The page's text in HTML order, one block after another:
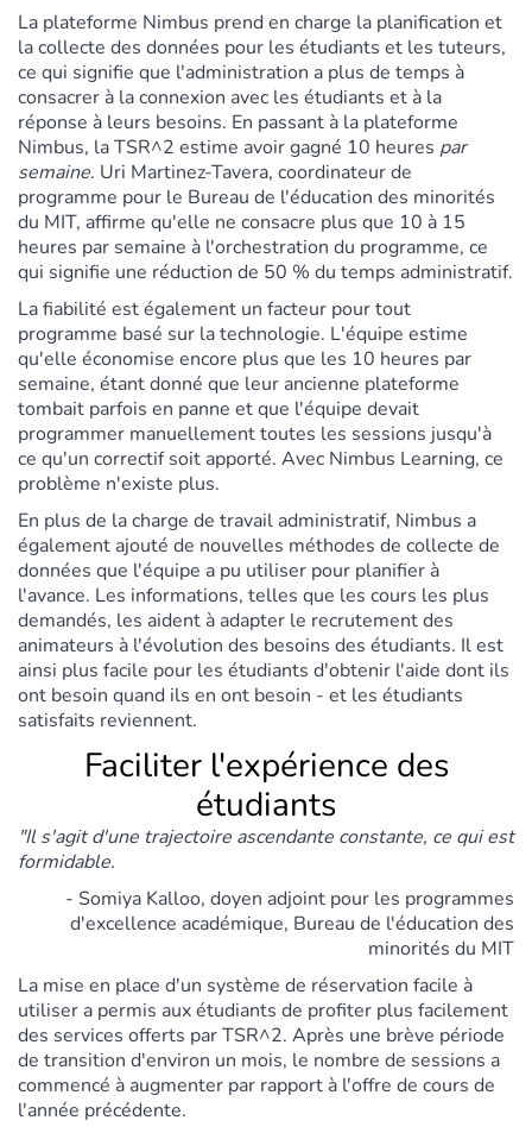
La plateforme Nimbus prend en charge la planification et
la collecte des données pour les étudiants et les tuteurs,
ce qui signifie que l'administration a plus de temps à
consacrer à la connexion avec les étudiants et à la
réponse à leurs besoins. En passant à la plateforme
Nimbus, la TSR^2 estime avoir gagné 10 heures par
semaine. Uri Martinez-Tavera, coordinateur de
programme pour le Bureau de l'éducation des minorités
du MIT, affirme qu'elle ne consacre plus que 10 à 15
heures par semaine à l'orchestration du programme, ce
qui signifie une réduction de 50 % du temps administratif.
La fiabilité est également un facteur pour tout
programme basé sur la technologie. L'équipe estime
qu'elle économise encore plus que les 10 heures par
semaine, étant donné que leur ancienne plateforme
tombait parfois en panne et que l'équipe devait
programmer manuellement toutes les sessions jusqu'à
ce qu'un correctif soit apporté. Avec Nimbus Learning, ce
problème n'existe plus.
En plus de la charge de travail administratif, Nimbus a
également ajouté de nouvelles méthodes de collecte de
données que l'équipe a pu utiliser pour planifier à
l'avance. Les informations, telles que les cours les plus
demandés, les aident à adapter le recrutement des
animateurs à l'évolution des besoins des étudiants. Il est
ainsi plus facile pour les étudiants d'obtenir l'aide dont ils
ont besoin quand ils en ont besoin - et les étudiants
satisfaits reviennent.
Faciliter l'expérience des
étudiants
"Il s'agit d'une trajectoire ascendante constante, ce qui est
formidable.
- Somiya Kalloo, doyen adjoint pour les programmes
d'excellence académique, Bureau de l'éducation des
minorités du MIT
La mise en place d'un système de réservation facile à
utiliser a permis aux étudiants de profiter plus facilement
des services offerts par TSR^2. Après une brève période
de transition d'environ un mois, le nombre de sessions a
commencé à augmenter par rapport à l'offre de cours de
l'année précédente.